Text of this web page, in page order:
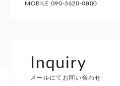
MOBILE 090-3620-0800
Inquiry
メールにてお問い合わせ